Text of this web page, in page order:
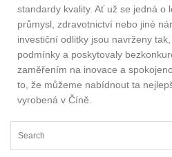
standardy kvality. Ať už se jedná o
průmysl, zdravotnictví nebo jiné
investiční odlitky jsou navrženy
podmínky a poskytovaly
zaměřením na inovace a
to, že můžeme nabídnout ta
vyrobená v Číně.